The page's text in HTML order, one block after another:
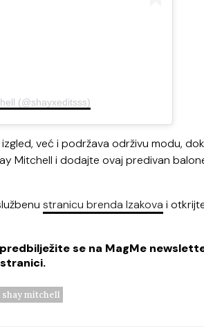
(@shayxeditsss)
već i podržava održivu modu,
Mitchell i dodajte ovaj predivan
stranicu brenda Izakova i
se na MagMe
shay mitchell